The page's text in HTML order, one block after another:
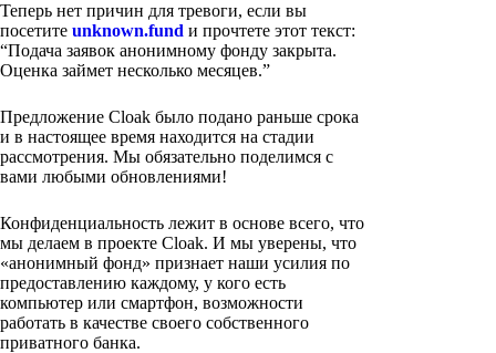
Теперь нет причин для тревоги, если вы
посетите unknown.fund и прочтете этот текст:
“Подача заявок анонимному фонду закрыта.
Оценка займет несколько месяцев.”
Предложение Cloak было подано раньше срока
и в настоящее время находится на стадии
рассмотрения. Мы обязательно поделимся с
вами любыми обновлениями!
Конфиденциальность лежит в основе всего, что
мы делаем в проекте Cloak. И мы уверены, что
«анонимный фонд» признает наши усилия по
предоставлению каждому, у кого есть
компьютер или смартфон, возможности
работать в качестве своего собственного
приватного банка.